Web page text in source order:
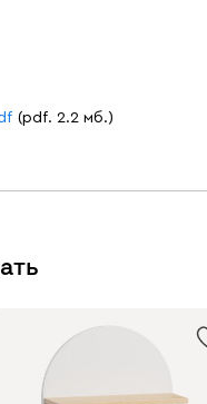
(pdf. 2.2 мб.)